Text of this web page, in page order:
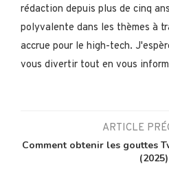
rédaction depuis plus de cinq
polyvalente dans les thèmes à
accrue pour le high-tech.
vous divertir tout en vous
ARTICLE
Comment obtenir les gouttes
(2025)